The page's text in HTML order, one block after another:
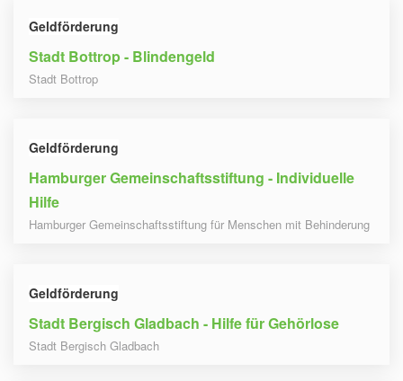
Geldförderung
Stadt Bottrop - Blindengeld
Stadt Bottrop
Geldförderung
Hamburger Gemeinschaftsstiftung - Individuelle
Hilfe
Hamburger Gemeinschaftsstiftung für Menschen mit Behinderung
Geldförderung
Stadt Bergisch Gladbach - Hilfe für Gehörlose
Stadt Bergisch Gladbach